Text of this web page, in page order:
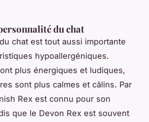
du chat
chat est tout aussi importante
hypoallergéniques.
plus énergiques et ludiques,
sont plus calmes et câlins. Par
Rex est connu pour son
que le Devon Rex est souvent